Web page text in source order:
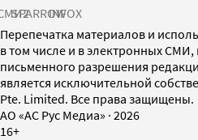
SPARROWINFOX
Перепечатка материалов и
в том числе и в электронных
письменного разрешения
является исключительной
Pte. Limited. Все права защищены.
AO «АС Рус Медиа» · 2026
16+